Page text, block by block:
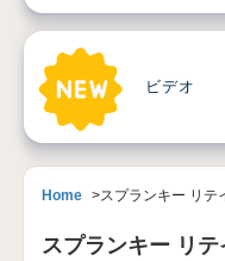
ビデオ
Home スプランキー リテ
スプランキー リ